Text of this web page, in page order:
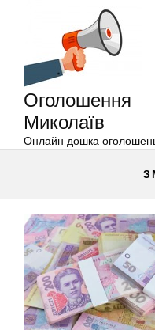
Оголошення
Миколаїв
Онлайн дошка